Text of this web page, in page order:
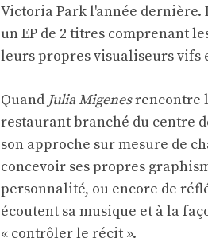
Victoria Park l'année dernière.
un EP de 2 titres comprenant
leurs propres visualiseurs vifs
Quand Julia Migenesrencontre
restaurant branché du centre
son approche sur mesure de
concevoir ses propres
personnalité, ou encore de
écoutent sa musique et à la
« contrôler le récit ».